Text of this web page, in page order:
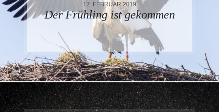
17. FEBRUAR 2019
Der Frühling ist gekommen